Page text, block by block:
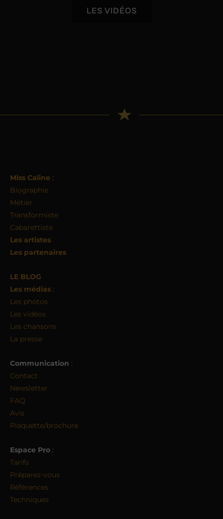
LES VIDÉOS
Miss Caline :
Biographie
Métier
Transformiste
Cabarettiste
Les artistes
Les partenaires
LE BLOG
Les médias :
Les photos
Les vidéos
Les chansons
La presse
Communication :
Contact
Newsletter
FAQ
Avis
Plaquette/brochure
Espace Pro :
Tarifs
Préparez-vous
Références
Techniques